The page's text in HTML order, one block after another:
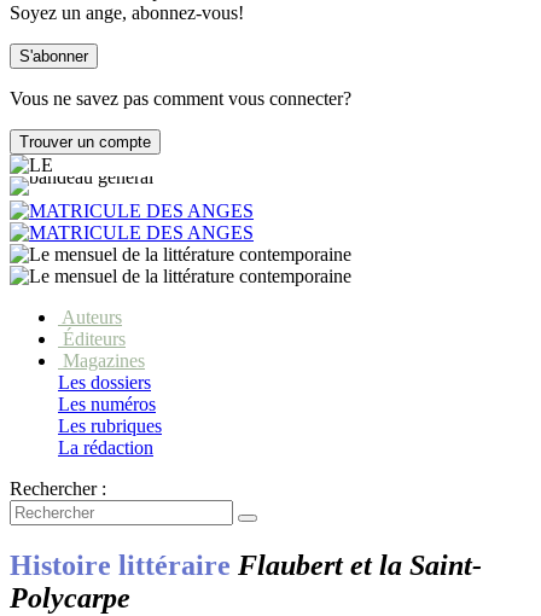
Soyez un ange, abonnez-vous!
Vous ne savez pas comment vous connecter?
Auteurs
Éditeurs
Magazines
Les dossiers
Les numéros
Les rubriques
La rédaction
Rechercher :
Histoire littéraire Flaubert et la Saint-
Polycarpe